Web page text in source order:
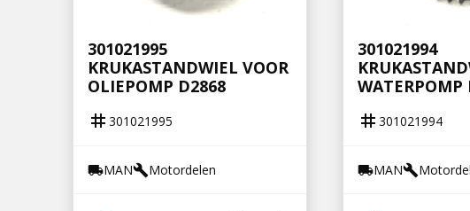
301021995
KRUKASTANDWIEL VOOR
OLIEPOMP D2868
tag 301021995
local_shippingMANbuildMotordelen
301021994
WATERPOMP
tag 301021994
local_shippingMANbuild